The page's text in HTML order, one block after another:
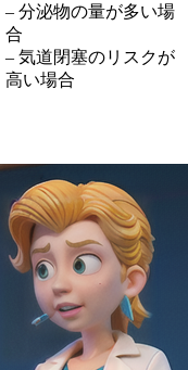
– 分泌物の量が多い場
合
– 気道閉塞のリスクが
高い場合